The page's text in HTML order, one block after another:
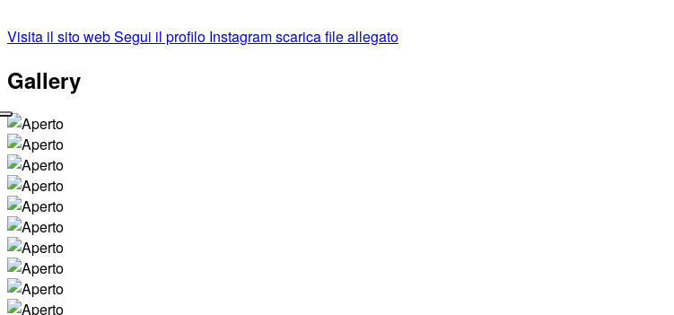
Visita il sito webSegui il profilo Instagramscarica file allegato
Gallery